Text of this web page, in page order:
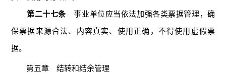
第二十七条事业单位应当依法加强各类票据管理，确
保票据来源合法、内容真实、使用正确，不得使用虚假票
据。
第五章 结转和结余管理